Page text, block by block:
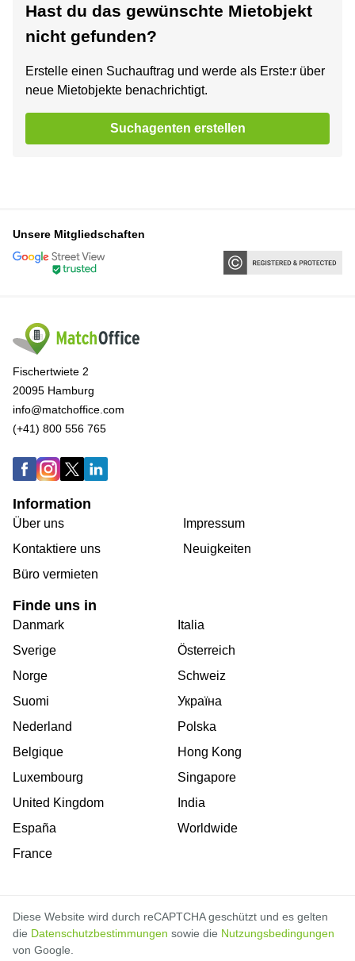
Hast du das gewünschte Mietobjekt
nicht gefunden?
Erstelle einen Suchauftrag und werde als Erste:r über
neue Mietobjekte benachrichtigt.
Suchagenten erstellen
Unsere Mitgliedschaften
Fischertwiete 2
20095 Hamburg
info@matchoffice.com
(+41) 800 556 765
Information
Über uns
Kontaktiere uns
Büro vermieten
Impressum
Neuigkeiten
Finde uns in
Danmark
Sverige
Norge
Suomi
Nederland
Belgique
Luxembourg
United Kingdom
España
France
Italia
Österreich
Schweiz
Україна
Polska
Hong Kong
Singapore
India
Worldwide
Diese Website wird durch reCAPTCHA geschützt und es gelten
die Datenschutzbestimmungen sowie die Nutzungsbedingungen
von Google.